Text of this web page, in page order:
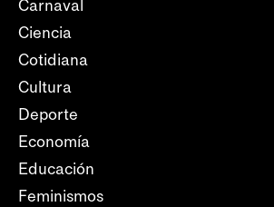
Carnaval
Ciencia
Cotidiana
Cultura
Deporte
Economía
Educación
Feminismos